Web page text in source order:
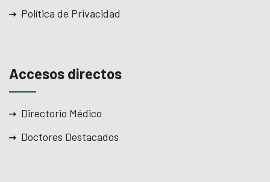
Política de Privacidad
Accesos directos
Directorio Médico
Doctores Destacados